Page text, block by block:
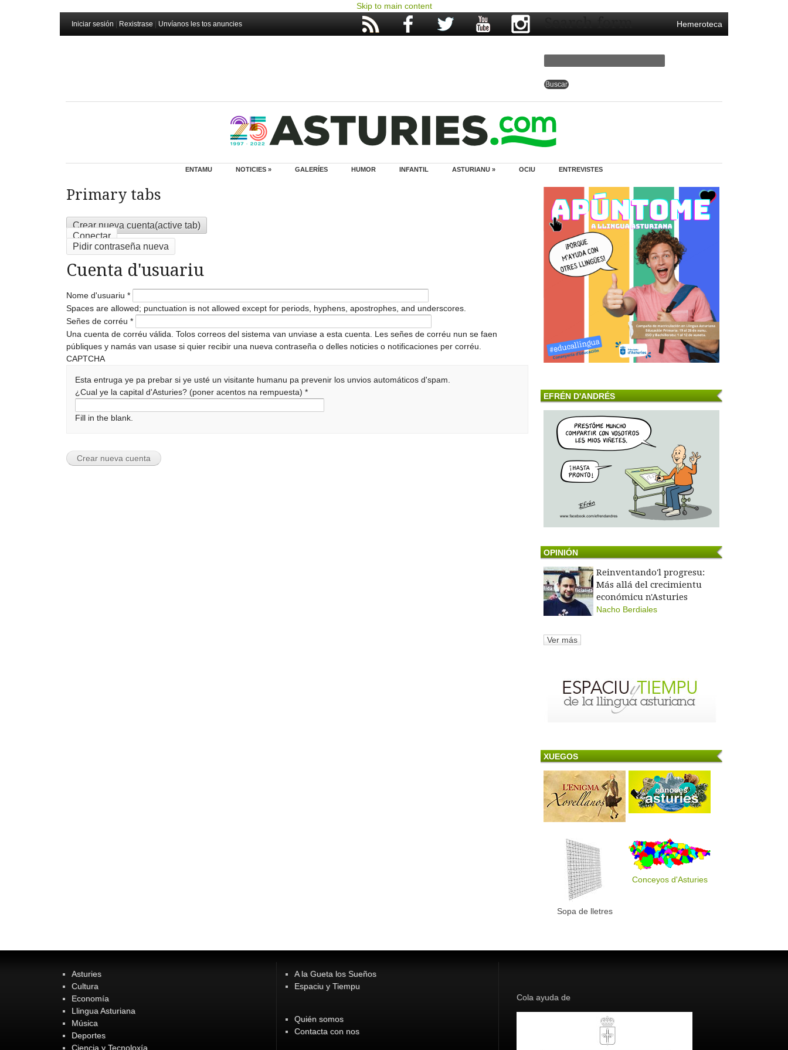
Skip to main content
Iniciar sesión Rexistrase Unvíanos les tos anuncies Hemeroteca
Search form
ENTAMU NOTICIES » GALERÍES HUMOR INFANTIL ASTURIANU » OCIU ENTREVISTES
Primary tabs
Crear nueva cuenta(active tab)
Conectar
Pidir contraseña nueva
Cuenta d'usuariu
Nome d'usuariu *
Spaces are allowed; punctuation is not allowed except for periods, hyphens, apostrophes, and underscores.
Señes de corréu *
Una cuenta de corréu válida. Tolos correos del sistema van unviase a esta cuenta. Les señes de corréu nun se faen
públiques y namás van usase si quier recibir una nueva contraseña o delles noticies o notificaciones per corréu.
CAPTCHA
Esta entruga ye pa prebar si ye usté un visitante humanu pa prevenir los unvios automáticos d'spam.
¿Cual ye la capital d'Asturies? (poner acentos na rempuesta)*
Fill in the blank.
EFRÉN D'ANDRÉS
OPINIÓN
Reinventando'l progresu:
Más allá del crecimientu
económicu n'Asturies
Nacho Berdiales
Ver más
XUEGOS
Sopa de lletres
Conceyos d'Asturies
Asturies
Cultura
Economía
Llingua Asturiana
Música
Deportes
Ciencia y Tecnoloxía
A la Gueta los Sueños
Espaciu y Tiempu
Quién somos
Contacta con nos
Cola ayuda de